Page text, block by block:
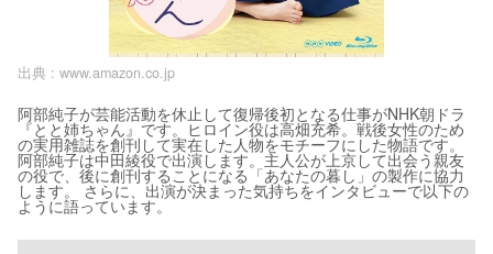
出典 : www.amazon.co.jp
阿部純子が芸能活動を休止して復帰後初となる仕事がNHK朝ドラ
『とと姉ちゃん』です。ヒロイン役は高畑充希。戦後女性のため
の実用雑誌を創刊して実在した人物をモチーフにした物語です。
阿部純子は中田綾役で出演します。主人公が上京して出会う親友
の役で、後に創刊することになる「あなたの暮し」の製作に協力
します。 さらに、出演が決まった気持ちをインタビューで以下の
ように語っています。